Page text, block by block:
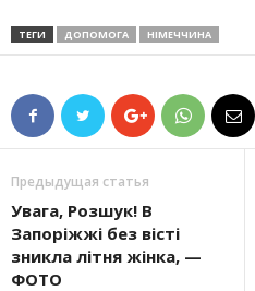
ТЕГИ ДОПОМОГА НІМЕЧЧИНА
Предыдущая статья
Увага, Розшук! В
Запоріжжі без вісті
зникла літня жінка, —
ФОТО